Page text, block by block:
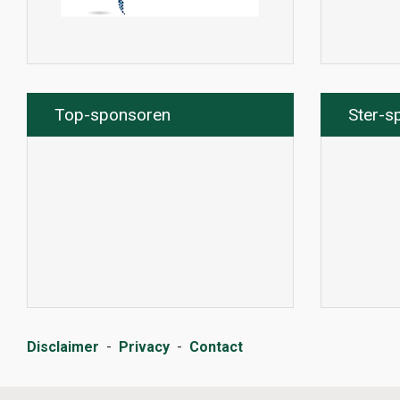
Top-sponsoren Ster-
Disclaimer - Privacy - Contact